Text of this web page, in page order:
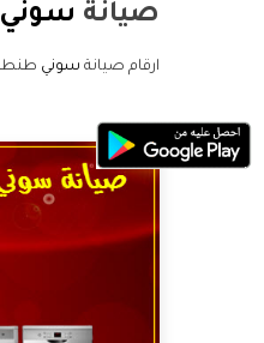
صيانة سوني
ارقام صيانة سوني